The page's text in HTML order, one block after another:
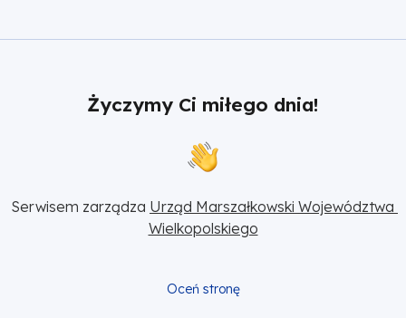
Życzymy Ci miłego dnia!
Serwisem zarządza Urząd Marszałkowski Województwa
Wielkopolskiego
Oceń stronę